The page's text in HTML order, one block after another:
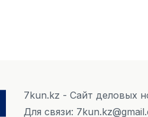
7kun.kz - Сайт деловых
Для связи: